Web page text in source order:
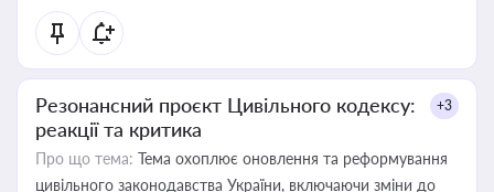
Резонансний проєкт Цивільного кодексу:
реакції та критика
+3
Про що тема: Тема охоплює оновлення та реформування
цивільного законодавства України, включаючи зміни до